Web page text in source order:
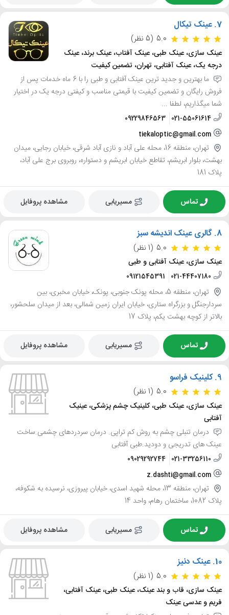
7. عینک تیکال
5.0 (5 نظر)
عینک سازی، عینک طبی، عینک آفتاب، عینک برند، عینک
درجه یک، عینک آفتابی، تهران، تضمین کیفیت
ما بهترین و جدید ترین عینک آفتابی و طبی را با 6 ماه خدمات پس از
فروش رایگان و تضمین کیفیت با قیمتی مناسب و کیفتی درجه یک در اختیار
شما میگذاریم، لطفا ...
021-55061614
09229846563
tiekaloptic@gmail.com
تهران، منطقه 16، محله علی آباد و نازی آباد شرقی، خیابان رجایی، میدان
بهشت، بلوار ابریشم، تقاطع خیابان ابریشم و دستواره، روبروی برج علی آباد،
پلاک 181
تماس مسیریابی مشاهده پروفایل
8. گالری عینک اندیشه سبز
5.0 (1 نظر)
عینک سازی، عینک آفتابی و طبی
021-44407180
09121545391
تهران، منطقه 5، محله پونک جنوبی، پونک، خیابان مخبری، بین
سردارجنگل و بزرگراه ستاری، خیابان ایران زمین شمالی، بعد از میدان سلحشور،
بالاتر از کوچه بهشت یکم، پلاک 17
تماس مسیریابی مشاهده پروفایل
9. کلینیک فراسو
5.0 (1 نظر)
عینک سازی، عینک طبی، کلینیک چشم پزشکی، عینیک
آفتابی
درمان تنبلی چشم به روش کم تراپی. درمان سردردهای چشمی.ساخت
عینک های تدریجی و دودید.طبی آفتابی
021-33256110
09029292744
z.dashti@gmail.com
تهران، منطقه 13، محله شهید اسدی، خیابان پیروزی، نرسیده به شکوفه،
پلاک 1082، ساختمان رهام، واحد 14
تماس مسیریابی مشاهده پروفایل
10. عینک دنیز
5.0 (1 نظر)
عینک سازی، قاب و بند عینک، عینک طبی، عینک آفتابی،
فریم و عدسی عینک